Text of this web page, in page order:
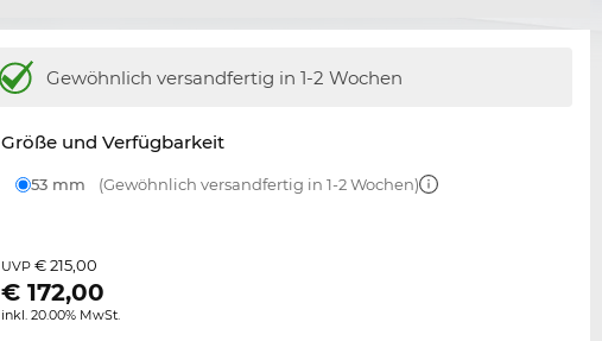
Gewöhnlich versandfertig in 1-2 Wochen
Größe und Verfügbarkeit
53 mm (Gewöhnlich versandfertig in 1-2 Wochen)
UVP€ 215,00
€172,00
inkl. 20.00% MwSt.